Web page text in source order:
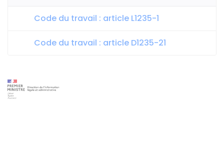
Code du travail : article L1235-1
Code du travail : article D1235-21